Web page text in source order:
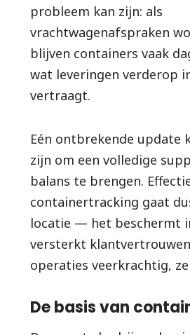
probleem kan zijn: als
vrachtwagenafspraken
blijven containers vaak
wat leveringen verderop
vertraagt.
Eén ontbrekende update
zijn om een volledige
balans te brengen.
containertracking gaat
locatie — het beschermt
versterkt
operaties veerkrachtig,
De basis van